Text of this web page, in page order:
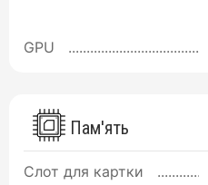
GPU
Пам'ять
Слот для картки